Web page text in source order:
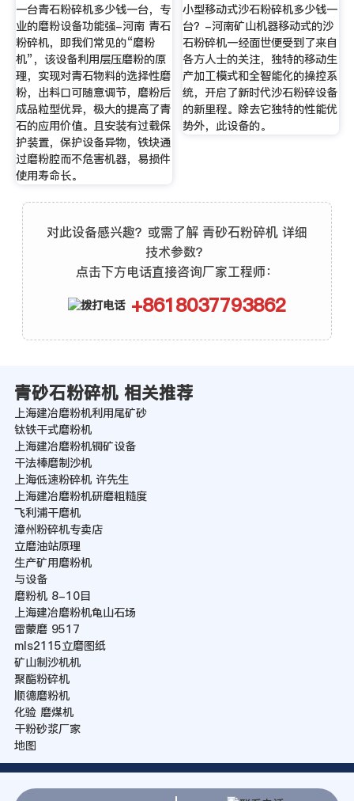
一台青石粉碎机多少钱一台，专
业的磨粉设备功能强-河南 青石
粉碎机，即我们常见的“磨粉
机”，该设备利用层压磨粉的原
理，实现对青石物料的选择性磨
粉，出料口可随意调节，磨粉后
成品粒型优异，极大的提高了青
石的应用价值。且安装有过载保
护装置，保护设备异物，铁块通
过磨粉腔而不危害机器，易损件
使用寿命长。
小型移动式沙石粉碎机多少钱一
台？-河南矿山机器移动式的沙
石粉碎机一经面世便受到了来自
各方人士的关注，独特的移动生
产加工模式和全智能化的操控系
统，开启了新时代沙石粉碎设备
的新里程。除去它独特的性能优
势外，此设备的。
对此设备感兴趣？或需了解 青砂石粉碎机 详细
技术参数？
点击下方电话直接咨询厂家工程师：
+8618037793862
青砂石粉碎机 相关推荐
上海建冶磨粉机利用尾矿砂
钛铁干式磨粉机
上海建冶磨粉机铜矿设备
干法棒磨制沙机
上海低速粉碎机 许先生
上海建冶磨粉机研磨粗糙度
飞利浦干磨机
漳州粉碎机专卖店
立磨油站原理
生产矿用磨粉机
与设备
磨粉机 8-10目
上海建冶磨粉机龟山石场
雷蒙磨 9517
mls2115立磨图纸
矿山制沙机机
聚酯粉碎机
顺德磨粉机
化验 磨煤机
干粉砂浆厂家
地图